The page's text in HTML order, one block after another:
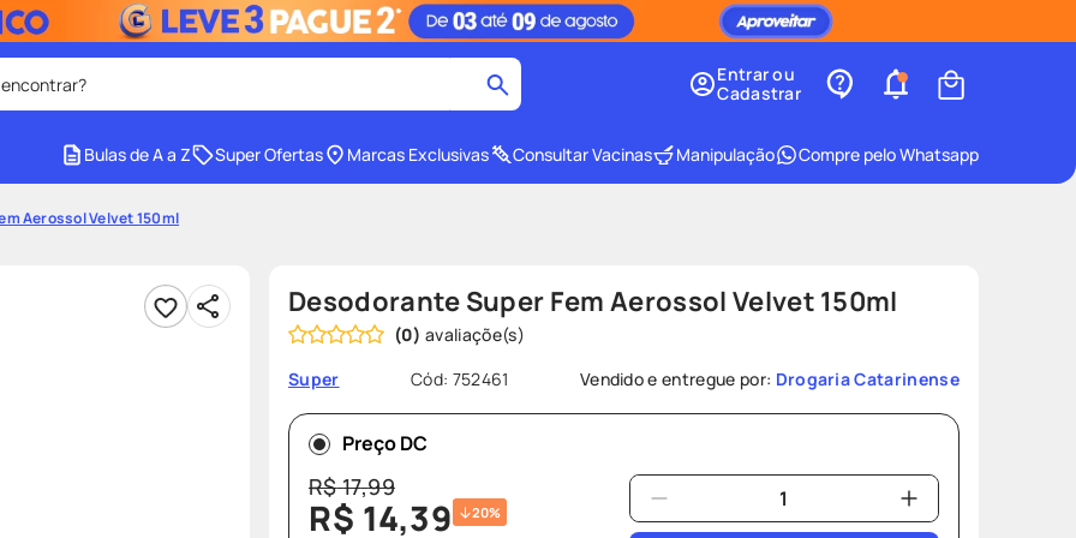
facial
8º protetor solar
teste gravidez
Entrar ou
Cadastrar
Bulas de A a Z Super Ofertas Marcas Exclusivas Consultar Vacinas Manipulação Compre pelo Whatsapp
Aerossol Velvet 150ml
Desodorante Super Fem Aerossol Velvet 150ml
(0)
Super
Cód: 752461 Vendido e entregue por: Drogaria Catarinense
Preço DC
R$17,99
R$ 14,39 20%